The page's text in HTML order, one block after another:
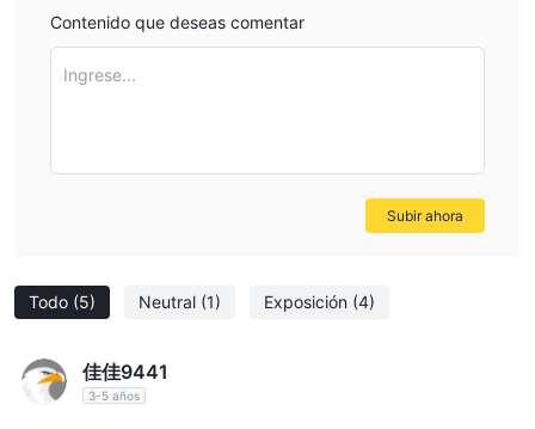
Todo (5) Neutral (1) Exposición (4)
佳佳9441
3-5 años
Contenido que deseas comentar
Ingrese...
Subir ahora